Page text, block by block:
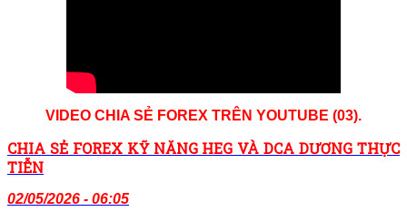
VIDEO CHIA SẺ FOREX TRÊN YOUTUBE (03).
CHIA SẺ FOREX KỸ NĂNG HEG VÀ DCA DƯƠNG THỰC
TIỄN
02/05/2026 - 06:05